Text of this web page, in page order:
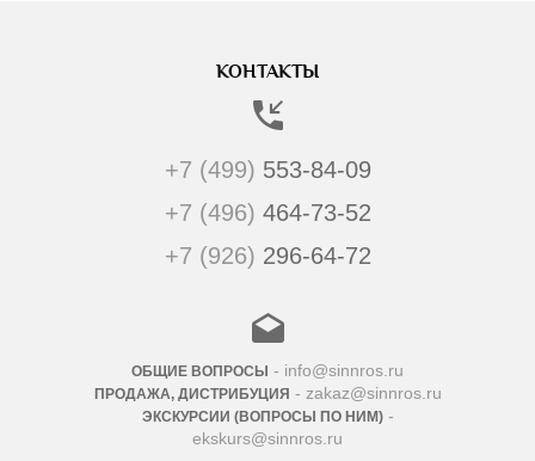
КОНТАКТЫ
+7 (499) 553-84-09
+7 (496) 464-73-52
+7 (926) 296-64-72
ОБЩИЕ ВОПРОСЫ - info@sinnros.ru
ПРОДАЖА, ДИСТРИБУЦИЯ - zakaz@sinnros.ru
ЭКСКУРСИИ (ВОПРОСЫ ПО НИМ)-
ekskurs@sinnros.ru